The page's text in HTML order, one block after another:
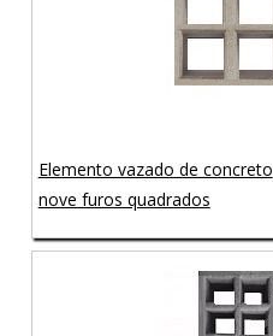
Elemento vazado de concreto
nove furos quadrados